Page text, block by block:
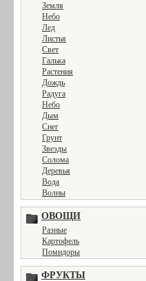
Земля
Небо
Лед
Листья
Свет
Галька
Растения
Дождь
Радуга
Небо
Дым
Снег
Грунт
Звезды
Солома
Деревья
Вода
Волны
ОВОЩИ
Разные
Картофель
Помидоры
ФРУКТЫ